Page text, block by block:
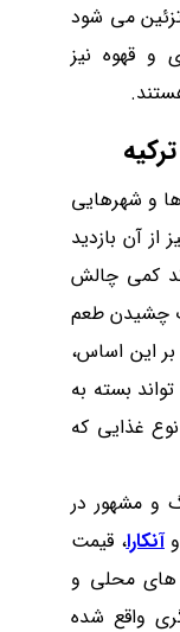
می شود
و قهوه نیز
و شهرهایی
از آن بازدید
کمی چالش
چشیدن طعم
این اساس،
بسته به
غذایی که
و مشهور در
وآنکارا، قیمت
های محلی و
واقع شده